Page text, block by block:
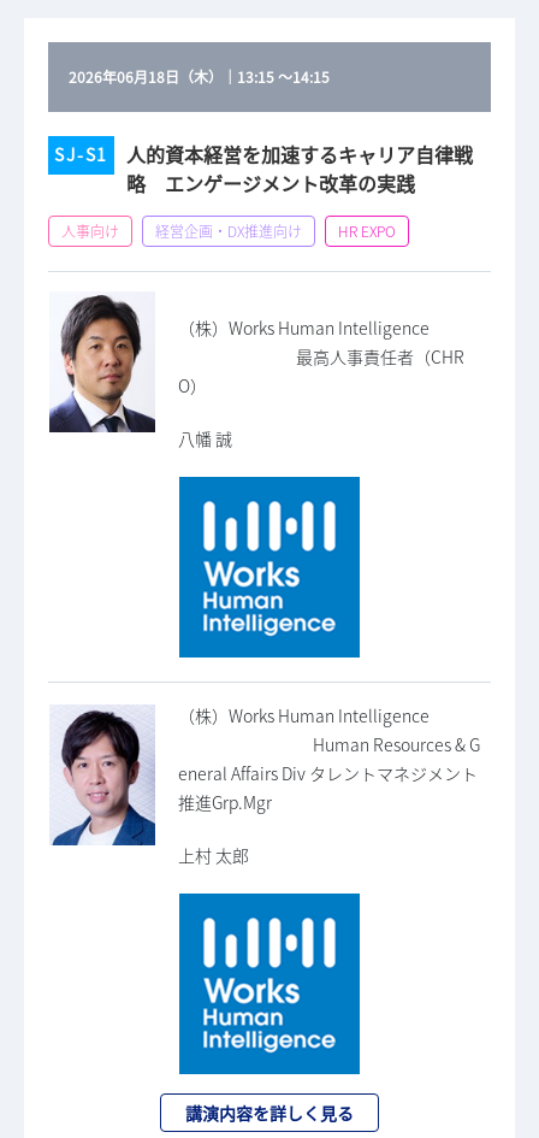
2026年06月18日（木） ｜ 13:15～14:15
SJ-S1
人的資本経営を加速するキャリア自律戦
略 エンゲージメント改革の実践
人事向け 経営企画・DX推進向け HR EXPO
（株）Works Human Intelligence
最高人事責任者（CHR
O）
八幡 誠
（株）Works Human Intelligence
Human Resources & G
eneral Affairs Div タレントマネジメント
推進Grp.Mgr
上村 太郎
講演内容を詳しく見る